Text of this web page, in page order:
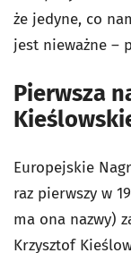
że jedyne, co
jest nieważne –
Pierwsza
Europejskie
raz pierwszy w
ma ona nazwy)
Krzysztof